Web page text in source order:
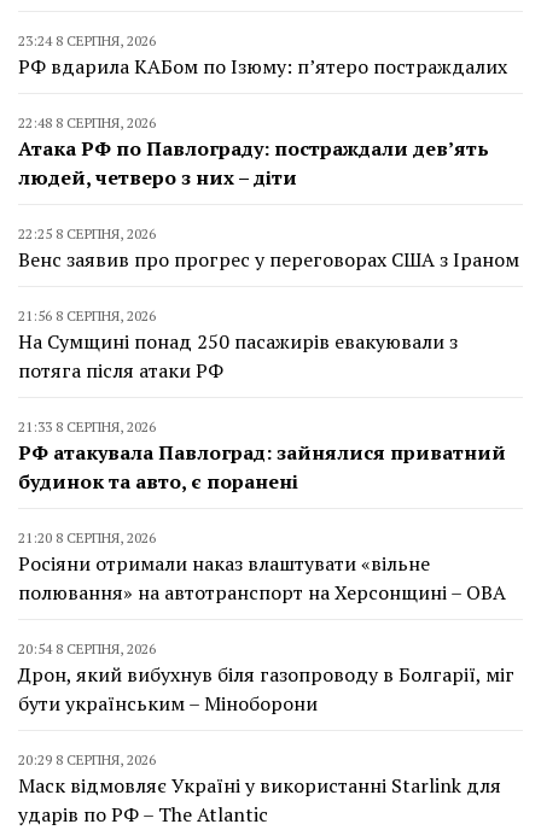
23:24 8 СЕРПНЯ, 2026
РФ вдарила КАБом по Ізюму: п’ятеро постраждалих
22:48 8 СЕРПНЯ, 2026
Атака РФ по Павлограду: постраждали дев’ять
людей, четверо з них – діти
22:25 8 СЕРПНЯ, 2026
Венс заявив про прогрес у переговорах США з Іраном
21:56 8 СЕРПНЯ, 2026
На Сумщині понад 250 пасажирів евакуювали з
потяга після атаки РФ
21:33 8 СЕРПНЯ, 2026
РФ атакувала Павлоград: зайнялися приватний
будинок та авто, є поранені
21:20 8 СЕРПНЯ, 2026
Росіяни отримали наказ влаштувати «вільне
полювання» на автотранспорт на Херсонщині – ОВА
20:54 8 СЕРПНЯ, 2026
Дрон, який вибухнув біля газопроводу в Болгарії, міг
бути українським – Міноборони
20:29 8 СЕРПНЯ, 2026
Маск відмовляє Україні у використанні Starlink для
ударів по РФ – The Atlantic